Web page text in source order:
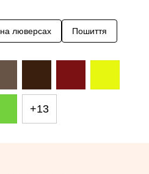
люверсах Пошиття
+13